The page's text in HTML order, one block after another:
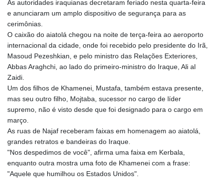
As autoridades iraquianas decretaram feriado nesta quarta-feira
e anunciaram um amplo dispositivo de segurança para as
cerimônias.
O caixão do aiatolá chegou na noite de terça-feira ao aeroporto
internacional da cidade, onde foi recebido pelo presidente do Irã,
Masoud Pezeshkian, e pelo ministro das Relações Exteriores,
Abbas Araghchi, ao lado do primeiro-ministro do Iraque, Ali al
Zaidi.
Um dos filhos de Khamenei, Mustafa, também estava presente,
mas seu outro filho, Mojtaba, sucessor no cargo de líder
supremo, não é visto desde que foi designado para o cargo em
março.
As ruas de Najaf receberam faixas em homenagem ao aiatolá,
grandes retratos e bandeiras do Iraque.
"Nos despedimos de você", afirma uma faixa em Kerbala,
enquanto outra mostra uma foto de Khamenei com a frase:
"Aquele que humilhou os Estados Unidos".